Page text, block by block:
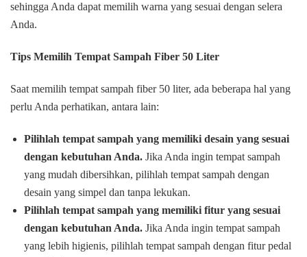
sehingga Anda dapat memilih warna yang sesuai dengan selera
Anda.
Tips Memilih Tempat Sampah Fiber 50 Liter
Saat memilih tempat sampah fiber 50 liter, ada beberapa hal yang
perlu Anda perhatikan, antara lain:
Pilihlah tempat sampah yang memiliki desain yang sesuai
dengan kebutuhan Anda. Jika Anda ingin tempat sampah
yang mudah dibersihkan, pilihlah tempat sampah dengan
desain yang simpel dan tanpa lekukan.
Pilihlah tempat sampah yang memiliki fitur yang sesuai
dengan kebutuhan Anda. Jika Anda ingin tempat sampah
yang lebih higienis, pilihlah tempat sampah dengan fitur pedal